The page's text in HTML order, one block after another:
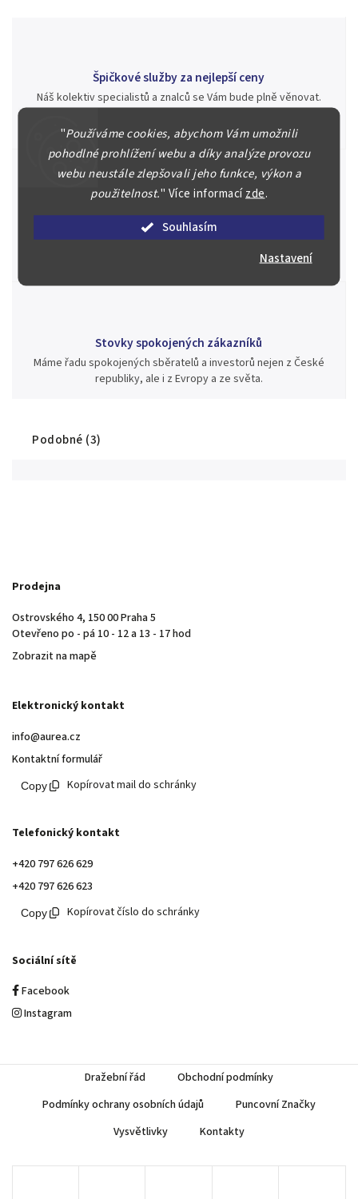
"Používáme cookies, abychom Vám umožnili
pohodlné prohlížení webu a díky analýze provozu
webu neustále zlepšovali jeho funkce, výkon a
použitelnost." Více informacízde.
Souhlasím
Nastavení
Špičkové služby za nejlepší ceny
Náš kolektiv specialistů a znalců se Vám bude plně věnovat.
Posoudíme kvalitu a pravost Vašeho materiálu, prodáme v naší
aukci nebo Vám poradíme kam investovat.
Během té doby jsme v našich aukcích prodali významné sbírky i
Stovky spokojených zákazníků
Máme řadu spokojených sběratelů a investorů nejen z České
republiky, ale i z Evropy a ze světa.
Podobné (3)
Prodejna
Ostrovského 4, 150 00 Praha 5
Otevřeno po - pá 10 - 12 a 13 - 17 hod
Zobrazit na mapě
Elektronický kontakt
info@aurea.cz
Kontaktní formulář
Kopírovat mail do schránky
Telefonický kontakt
+420 797 626 629
+420 797 626 623
Kopírovat číslo do schránky
Sociální sítě
Facebook
Instagram
Dražební řád
Obchodní podmínky
Podmínky ochrany osobních údajů
Puncovní Značky
Vysvětlivky
Kontakty